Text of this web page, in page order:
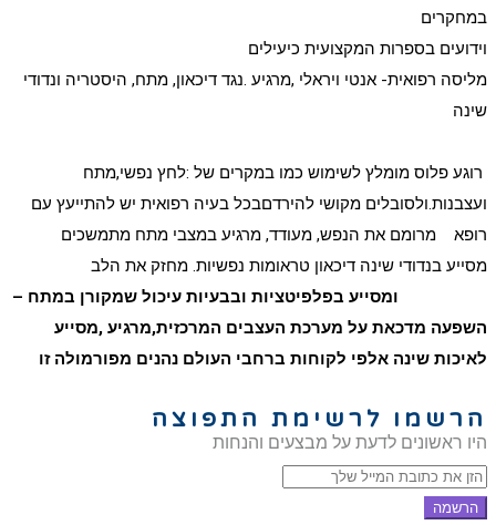
במחקרים
וידועים בספרות המקצועית כיעילים
מליסה רפואית- אנטי ויראלי ,מרגיע .נגד דיכאון, מתח, היסטריה ונדודי
שינה
רוגע פלוס מומלץ לשימוש כמו במקרים של :לחץ נפשי,מתח
ועצבנות.ולסובלים מקושי להירדםבכל בעיה רפואית יש להתייעץ עם
רופא
מרומם את הנפש, מעודד, מרגיע במצבי מתח מתמשכים
מסייע בנדודי שינה דיכאון טראומות נפשיות. מחזק את הלב
ומסייע בפלפיטציות ובבעיות עיכול שמקורן במתח –
השפעה מדכאת על מערכת העצבים המרכזית,מרגיע ,מסייע
לאיכות שינה אלפי לקוחות ברחבי העולם נהנים מפורמולה זו
הרשמו לרשימת התפוצה
היו ראשונים לדעת על מבצעים והנחות
הרשמה